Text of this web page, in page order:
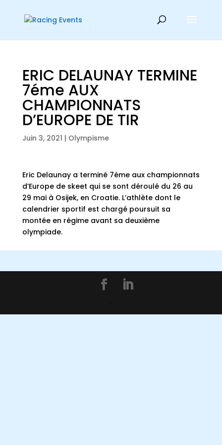
ERIC DELAUNAY TERMINE
7éme AUX
CHAMPIONNATS
D’EUROPE DE TIR
Juin 3, 2021 | Olympisme
Eric Delaunay a terminé 7éme aux championnats
d’Europe de skeet qui se sont déroulé du 26 au
29 mai à Osijek, en Croatie. L’athlète dont le
calendrier sportif est chargé poursuit sa
montée en régime avant sa deuxième
olympiade.